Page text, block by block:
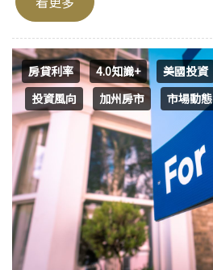
房貸利率 4.0知識+ 美國投資
投資風向
加州房市 市場動態